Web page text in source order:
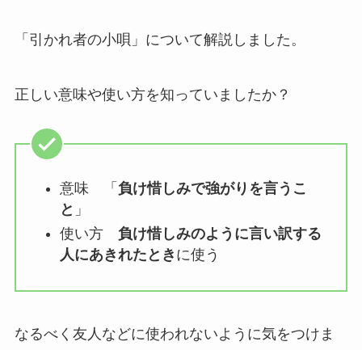
「引かれ者の小唄」について解説しました。
正しい意味や使い方を知っていましたか？
意味 「 負け惜しみで強がりを言うこ
と 」
使い方 負け惜しみのように言い訳する
人にあきれたとき に使う
なるべく友人などに使われないように気をつけま